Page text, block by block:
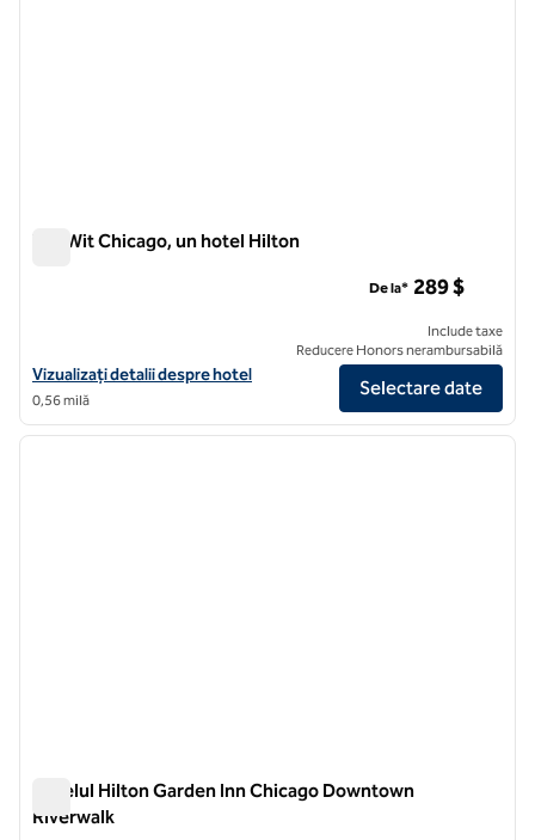
TheWit Chicago, un hotel Hilton
Vizualizați detaliile hotelului pentruWit Chicago, un hotel Hilton
Vizualizați detalii despre hotel
0,56 milă
De la* 289 $
Include taxe
Reducere Honors nerambursabilă
Selectare date
1/12
1 din 12
Hotelul Hilton Garden Inn Chicago Downtown
Riverwalk